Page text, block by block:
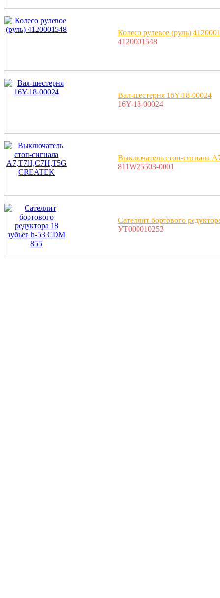
Колесо рулевое (руль)
4120001548
Вал-шестерня 16Y-18-00024
16Y-18-00024
Выключатель стоп-сигнала
811W25503-0001
Сателлит бортового
УТ000010253